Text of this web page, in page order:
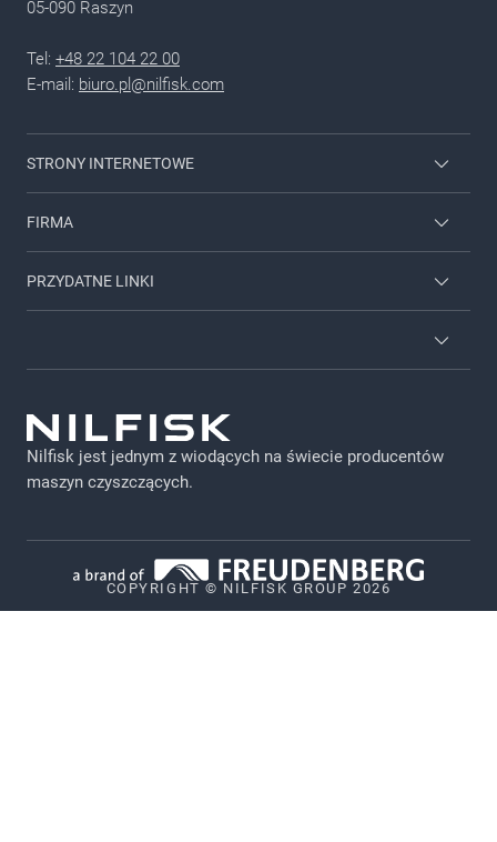
05-090 Raszyn
Tel: +48 22 104 22 00
E-mail: biuro.pl@nilfisk.com
STRONY INTERNETOWE
Maszyny czyszczące VIPER
FIRMA
O nas
PRZYDATNE LINKI
Zamów usługę serwisową
Katalogi produktowe
RODO
Informacje prawne
Nilfisk jest jednym z wiodących na świecie producentów
maszyn czyszczących.
COPYRIGHT © NILFISK GROUP 2026